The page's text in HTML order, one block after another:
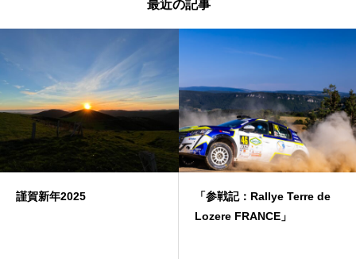
最近の記事
謹賀新年2025
「参戦記：Rallye Terre de
Lozere FRANCE」